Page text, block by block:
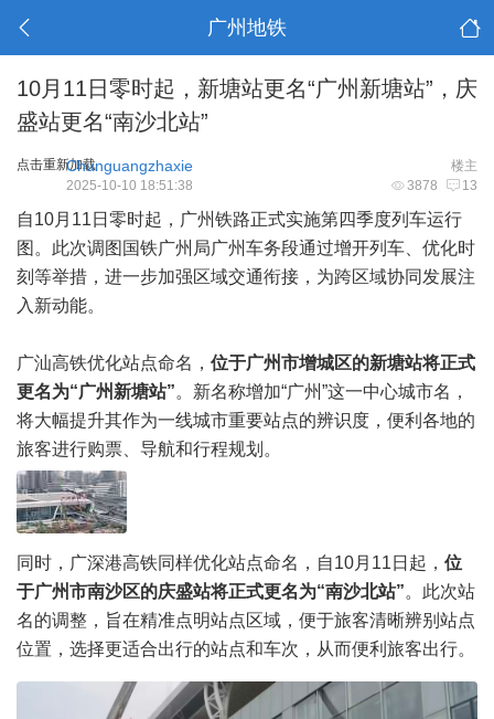
广州地铁
10月11日零时起，新塘站更名“广州新塘站”，庆
盛站更名“南沙北站”
点击重新加载 楼主
Chunguangzhaxie
3878 13
2025-10-10 18:51:38
自10月11日零时起，广州铁路正式实施第四季度列车运行
图。此次调图国铁广州局广州车务段通过增开列车、优化时
刻等举措，进一步加强区域交通衔接，为跨区域协同发展注
入新动能。
广汕高铁优化站点命名， 位于广州市增城区的新塘站将正式
更名为“广州新塘站”。新名称增加“广州”这一中心城市名，
将大幅提升其作为一线城市重要站点的辨识度，便利各地的
旅客进行购票、导航和行程规划。
同时，广深港高铁同样优化站点命名，自10月11日起， 位
于广州市南沙区的庆盛站将正式更名为“南沙北站”。此次站
名的调整，旨在精准点明站点区域，便于旅客清晰辨别站点
位置，选择更适合出行的站点和车次，从而便利旅客出行。